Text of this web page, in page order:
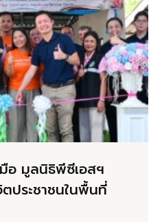
มูลนิธิพีซีเอสฯ
ประชาชนในพื้นที่